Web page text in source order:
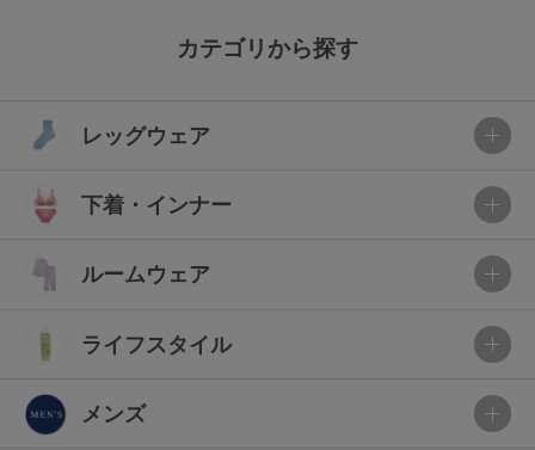
カテゴリから探す
レッグウェア
下着・インナー
ルームウェア
ライフスタイル
メンズ